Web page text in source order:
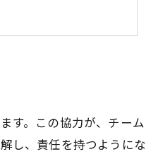
トとは
を促進する取り組み
す。この協力が、チー
し、責任を持つように